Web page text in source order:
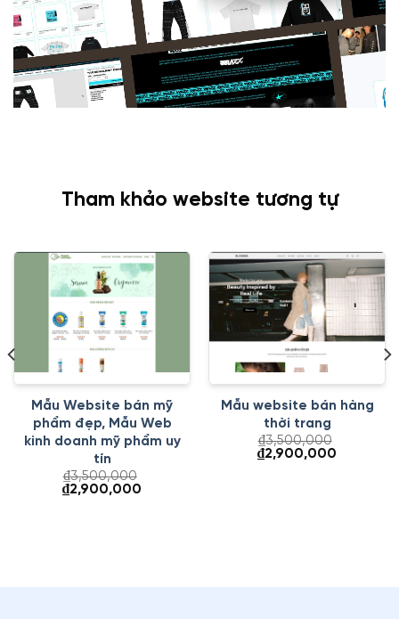
Tham khảo website tương tự
Mẫu Website bán mỹ
phẩm đẹp, Mẫu Web
kinh doanh mỹ phẩm uy
tín
₫3,500,000
Giá
₫2,900,000
Mẫu website bán hàng
thời trang
₫3,500,000
Giá
₫2,900,000